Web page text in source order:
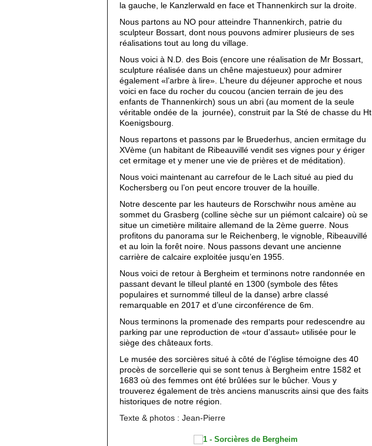
la gauche, le Kanzlerwald en face et Thannenkirch sur la droite.
Nous partons au NO pour atteindre Thannenkirch, patrie du
sculpteur Bossart, dont nous pouvons admirer plusieurs de ses
réalisations tout au long du village.
Nous voici à N.D. des Bois (encore une réalisation de Mr Bossart,
sculpture réalisée dans un chêne majestueux) pour admirer
également «l’arbre à lire». L’heure du déjeuner approche et nous
voici en face du rocher du coucou (ancien terrain de jeu des
enfants de Thannenkirch) sous un abri (au moment de la seule
véritable ondée de la journée), construit par la Sté de chasse du Ht
Koenigsbourg.
Nous repartons et passons par le Bruederhus, ancien ermitage du
XVème (un habitant de Ribeauvillé vendit ses vignes pour y ériger
cet ermitage et y mener une vie de prières et de méditation).
Nous voici maintenant au carrefour de le Lach situé au pied du
Kochersberg ou l’on peut encore trouver de la houille.
Notre descente par les hauteurs de Rorschwihr nous amène au
sommet du Grasberg (colline sèche sur un piémont calcaire) où se
situe un cimetière militaire allemand de la 2ème guerre. Nous
profitons du panorama sur le Reichenberg, le vignoble, Ribeauvillé
et au loin la forêt noire. Nous passons devant une ancienne
carrière de calcaire exploitée jusqu’en 1955.
Nous voici de retour à Bergheim et terminons notre randonnée en
passant devant le tilleul planté en 1300 (symbole des fêtes
populaires et surnommé tilleul de la danse) arbre classé
remarquable en 2017 et d’une circonférence de 6m.
Nous terminons la promenade des remparts pour redescendre au
parking par une reproduction de «tour d’assaut» utilisée pour le
siège des châteaux forts.
Le musée des sorcières situé à côté de l’église témoigne des 40
procès de sorcellerie qui se sont tenus à Bergheim entre 1582 et
1683 où des femmes ont été brûlées sur le bûcher. Vous y
trouverez également de très anciens manuscrits ainsi que des faits
historiques de notre région.
Texte & photos : Jean-Pierre